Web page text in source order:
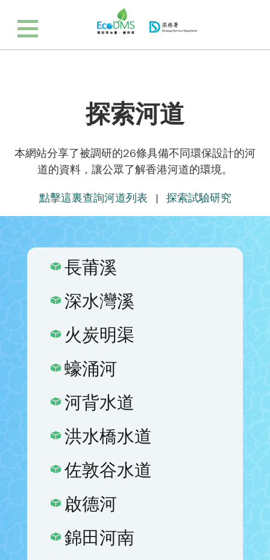
探索河道
本網站分享了被調研的26條具備不同環保設計的河
道的資料，讓公眾了解香港河道的環境。
點擊這裏查詢河道列表 | 探索試驗研究
長莆溪
深水灣溪
火炭明渠
蠔涌河
河背水道
洪水橋水道
佐敦谷水道
啟德河
錦田河南